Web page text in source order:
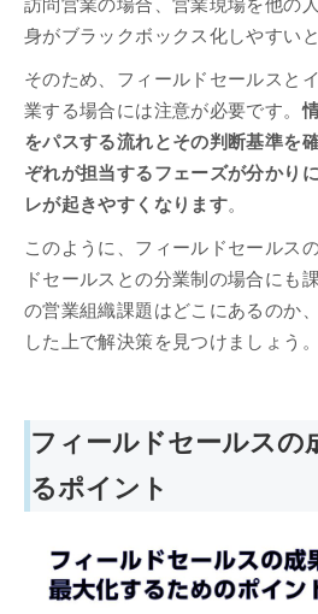
訪問営業の場合、営業現場を他の
身がブラックボックス化しやすい
そのため、フィールドセールスと
業する場合には注意が必要です。
をパスする流れとその判断基準を
ぞれが担当するフェーズが分かり
レが起きやすくなります。
このように、フィールドセールス
ドセールスとの分業制の場合にも
の営業組織課題はどこにあるのか
した上で解決策を見つけましょう。
フィールドセールスの
るポイント